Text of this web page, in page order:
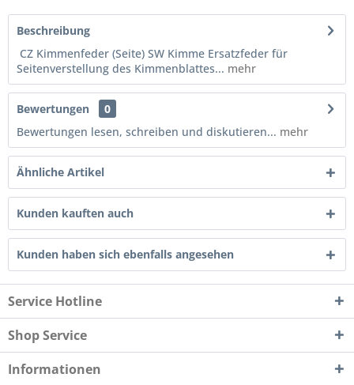
Beschreibung
CZ Kimmenfeder (Seite) SW Kimme Ersatzfeder für
Seitenverstellung des Kimmenblattes... mehr
Bewertungen
0
Bewertungen lesen, schreiben und diskutieren... mehr
Ähnliche Artikel
Kunden kauften auch
Kunden haben sich ebenfalls angesehen
Service Hotline
Shop Service
Informationen